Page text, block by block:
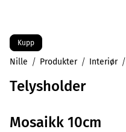
Kupp
Nille Produkter Interiør
Telysholder
Mosaikk 10cm